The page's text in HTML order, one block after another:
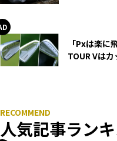
「Pxは楽に
TOUR Vは
人気記事ラン